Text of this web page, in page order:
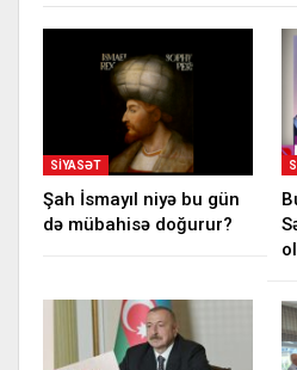
SIYASƏT
Şah İsmayıl niyə bu gün
də mübahisə doğurur?